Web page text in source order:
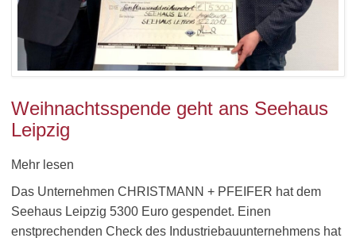
Weihnachtsspende geht ans Seehaus
Leipzig
Mehr lesen
Das Unternehmen CHRISTMANN + PFEIFER hat dem
Seehaus Leipzig 5300 Euro gespendet. Einen
enstprechenden Check des Industriebauunternehmens hat